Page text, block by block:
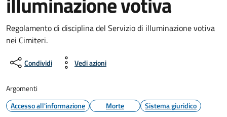
Regolamento di disciplina del Servizio di illuminazione votiva
nei Cimiteri.
Condividi Vedi azioni
Argomenti
Accesso all'informazione
Morte
Sistema giuridico